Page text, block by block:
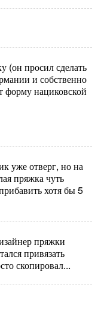
(он просил сделать
и собственно
форму нациковской
уже отверг, но на
пряжка чуть
хотя бы 5
пряжки
привязать
скопировал...